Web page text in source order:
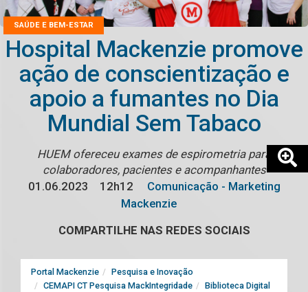
SAÚDE E BEM-ESTAR
Hospital Mackenzie promove
ação de conscientização e
apoio a fumantes no Dia
Mundial Sem Tabaco
HUEM ofereceu exames de espirometria para
colaboradores, pacientes e acompanhantes
01.06.2023
12h12
Comunicação - Marketing
Mackenzie
COMPARTILHE NAS REDES SOCIAIS
Portal Mackenzie
Pesquisa e Inovação
CEMAPI CT Pesquisa MackIntegridade
Biblioteca Digital